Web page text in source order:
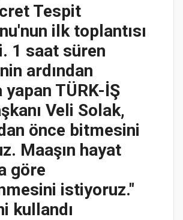
Tespit
ilk toplantısı
1 saat süren
ardından
yapan TÜRK-İŞ
Veli Solak,
önce bitmesini
Maaşın hayat
göre
istiyoruz."
kullandı